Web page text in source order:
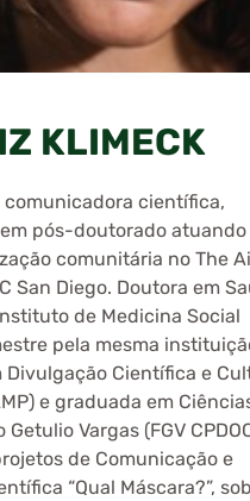
KLIMECK
científica,
pós-doutorado atuando
comunitária no The
San Diego. Doutora em
de Medicina Social
pela mesma
Divulgação Científica e
e graduada em
Vargas (FGV
de Comunicação e
“Qual Máscara?”,